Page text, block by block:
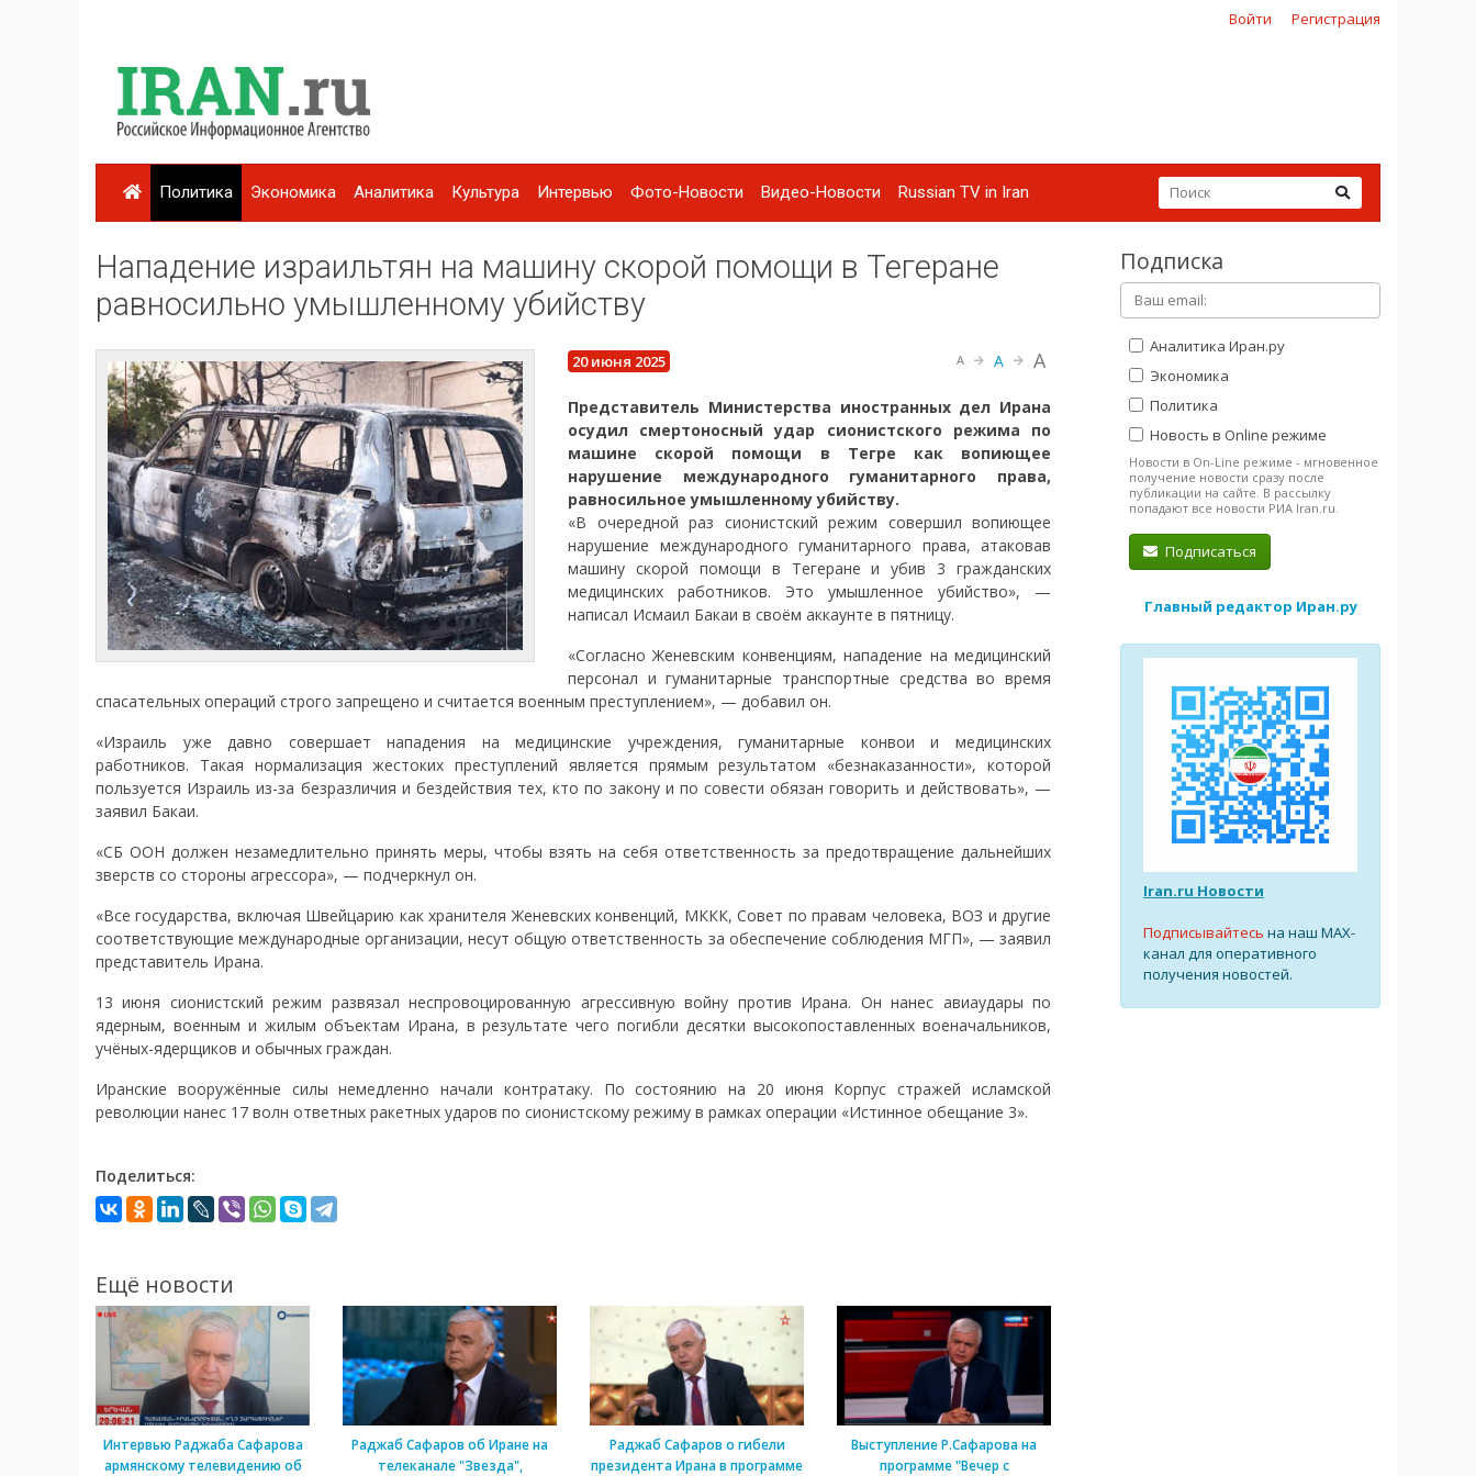
Войти Регистрация
Политика Экономика Аналитика Культура Интервью Фото-Новости Видео-Новости Russian TV in Iran
Нападение израильтян на машину скорой помощи в Тегеране
равносильно умышленному убийству
20 июня 2025 A A A
Представитель Министерства иностранных дел Ирана
осудил смертоносный удар сионистского режима по
машине скорой помощи в Тегре как вопиющее
нарушение международного гуманитарного права,
равносильное умышленному убийству.
«В очередной раз сионистский режим совершил вопиющее
нарушение международного гуманитарного права, атаковав
машину скорой помощи в Тегеране и убив 3 гражданских
медицинских работников. Это умышленное убийство», —
написал Исмаил Бакаи в своём аккаунте в пятницу.
«Согласно Женевским конвенциям, нападение на медицинский
персонал и гуманитарные транспортные средства во время
спасательных операций строго запрещено и считается военным преступлением», — добавил он.
«Израиль уже давно совершает нападения на медицинские учреждения, гуманитарные конвои и медицинских
работников. Такая нормализация жестоких преступлений является прямым результатом «безнаказанности», которой
пользуется Израиль из-за безразличия и бездействия тех, кто по закону и по совести обязан говорить и действовать», —
заявил Бакаи.
«СБ ООН должен незамедлительно принять меры, чтобы взять на себя ответственность за предотвращение дальнейших
зверств со стороны агрессора», — подчеркнул он.
«Все государства, включая Швейцарию как хранителя Женевских конвенций, МККК, Совет по правам человека, ВОЗ и другие
соответствующие международные организации, несут общую ответственность за обеспечение соблюдения МГП», — заявил
представитель Ирана.
13 июня сионистский режим развязал неспровоцированную агрессивную войну против Ирана. Он нанес авиаудары по
ядерным, военным и жилым объектам Ирана, в результате чего погибли десятки высокопоставленных военачальников,
учёных-ядерщиков и обычных граждан.
Иранские вооружённые силы немедленно начали контратаку. По состоянию на 20 июня Корпус стражей исламской
революции нанес 17 волн ответных ракетных ударов по сионистскому режиму в рамках операции «Истинное обещание 3».
Поделиться:
Ещё новости
Интервью Раджаба Сафарова
армянскому телевидению об
Раджаб Сафаров об Иране на
телеканале "Звезда",
Раджаб Сафаров о гибели
президента Ирана в программе
Выступление Р.Сафарова на
программе "Вечер с
Подписка
Аналитика Иран.ру
Экономика
Политика
Новость в Online режиме
Новости в On-Line режиме - мгновенное
получение новости сразу после
публикации на сайте. В рассылку
попадают все новости РИА Iran.ru.
Подписаться
Главный редактор Иран.ру
Iran.ru Новости
Подписывайтесь на наш MAX-
канал для оперативного
получения новостей.